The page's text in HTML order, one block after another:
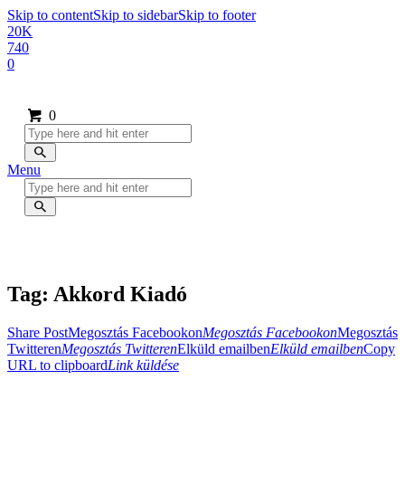
Skip to contentSkip to sidebarSkip to footer
20K
740
0
0
Menu
Tag: Akkord Kiadó
Share PostMegosztás FacebookonMegosztás FacebookonMegosztás
TwitterenMegosztás TwitterenElküld emailbenElküld emailbenCopy
URL to clipboardLink küldése